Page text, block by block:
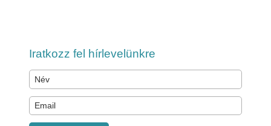
Iratkozz fel hírlevelünkre